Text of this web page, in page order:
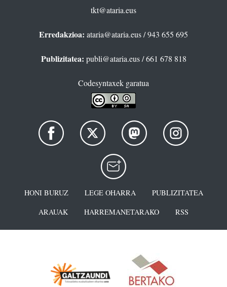
tkt@ataria.eus
Erredakzioa: ataria@ataria.eus/ 943 655 695
Publizitatea: publi@ataria.eus/ 661 678 818
Codesyntaxek garatua
HONI BURUZ LEGE OHARRA
PUBLIZITATEA
ARAUAK
HARREMANETARAKO RSS